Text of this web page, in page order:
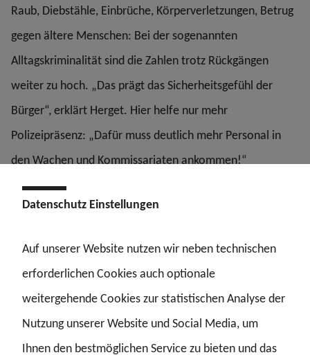
Raub, Diebstähle, Einbrüche, Körperverletzungen, Betrug
gegen ältere Menschen: Bei der sogenannten
Alltagskriminalität sind die Zahlen trotz Rückgängen
weiter zu hoch. „Das prägt das Sicherheitsgefühl der
Bürger“, erklärt Herget. Hier helfe nur mehr
Polizeipräsenz: „Dafür muss deutlich mehr Personal in
den Wachen und Kommissariaten ankommen!“
Außerdem müsse die Polizei entlastet werden – von
Bürokratie und von Aufgaben, die andere übernehmen
„Die notwendige Diskussion dazu läuft – jetzt müssen den
Worten Taten folgen“, mahnt Ernst Herget. Ebenfalls
wichtig: Es darf nicht bei Tarifbeschäftigten gespart
werden. „Sie entlasten Beamtinnen und Beamte und
Datenschutz Einstellungen
Auf unserer Website nutzen wir neben technischen
erforderlichen Cookies auch optionale
weitergehende Cookies zur statistischen Analyse der
Nutzung unserer Website und Social Media, um
Ihnen den bestmöglichen Service zu bieten und das